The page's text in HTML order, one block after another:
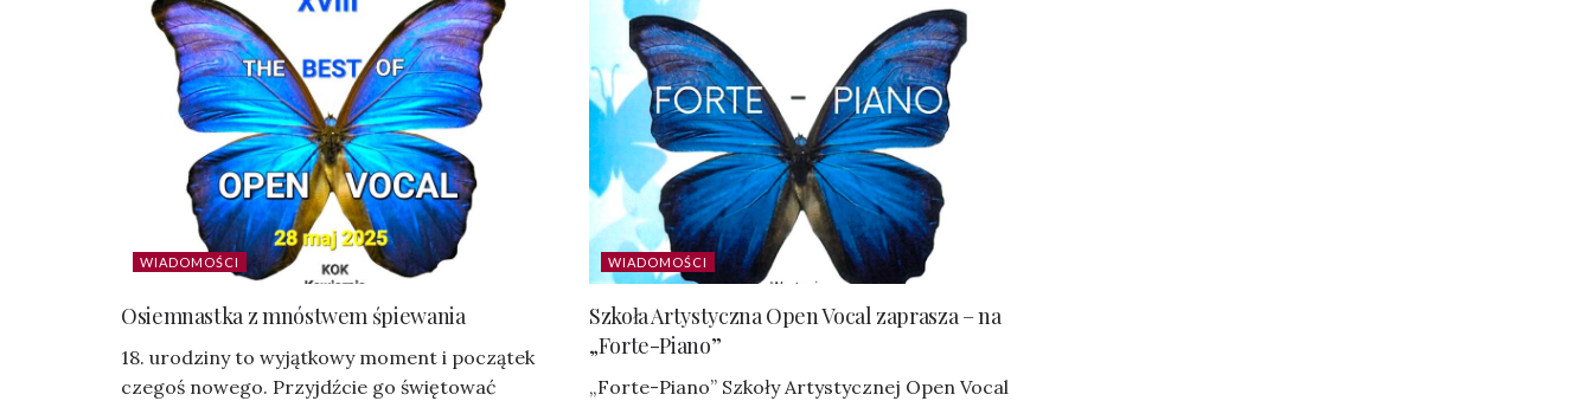
WIADOMOŚCI
Osiemnastka z mnóstwem śpiewania
18. urodziny to wyjątkowy moment i początek
czegoś nowego. Przyjdźcie go świętować
WIADOMOŚCI
Szkoła Artystyczna Open Vocal zaprasza – na
„Forte-Piano”
„Forte-Piano” Szkoły Artystycznej Open Vocal